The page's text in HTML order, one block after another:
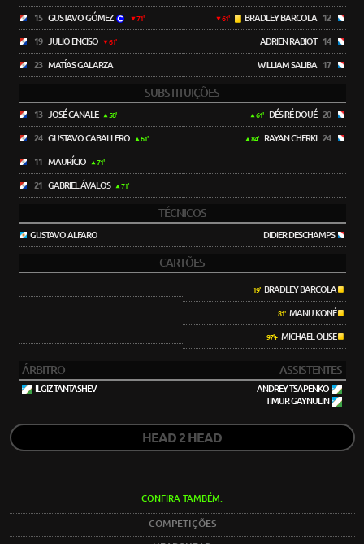
15 GUSTAVO GÓMEZ 71'
19 JULIO ENCISO 61'
23 MATÍAS GALARZA
61' BRADLEY BARCOLA 12
ADRIEN RABIOT 14
WILLIAM SALIBA 17
SUBSTITUIÇÕES
13 JOSÉ CANALE 58'
24 GUSTAVO CABALLERO 61'
11 MAURÍCIO 71'
21 GABRIEL ÁVALOS 71'
61' DÉSIRÉ DOUÉ 20
84' RAYAN CHERKI 24
TÉCNICOS
GUSTAVO ALFARO DIDIER DESCHAMPS
CARTÕES
19'BRADLEY BARCOLA
81'MANU KONÉ
97'+MICHAEL OLISE
ÁRBITRO ASSISTENTES
ILGIZ TANTASHEV
ANDREY TSAPENKO
TIMUR GAYNULIN
HEAD 2 HEAD
CONFIRA TAMBÉM:
COMPETIÇÕES